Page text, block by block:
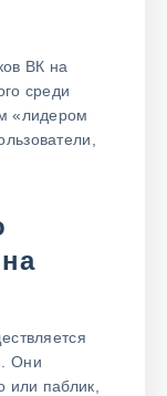
ВК на
среди
«лидером
Они
паблик,